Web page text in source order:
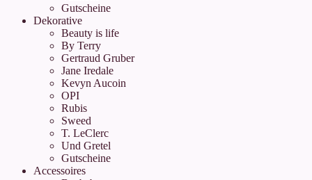
Gutscheine
Dekorative
Beauty is life
By Terry
Gertraud Gruber
Jane Iredale
Kevyn Aucoin
OPI
Rubis
Sweed
T. LeClerc
Und Gretel
Gutscheine
Accessoires